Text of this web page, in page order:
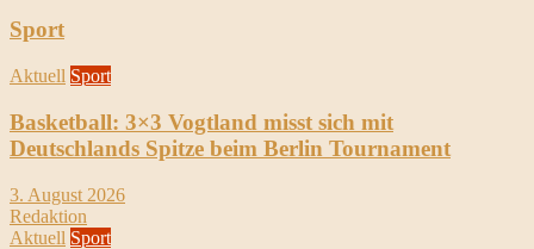
Sport
Aktuell Sport
Basketball: 3×3 Vogtland misst sich mit
Deutschlands Spitze beim Berlin Tournament
3. August 2026
Redaktion
Aktuell Sport